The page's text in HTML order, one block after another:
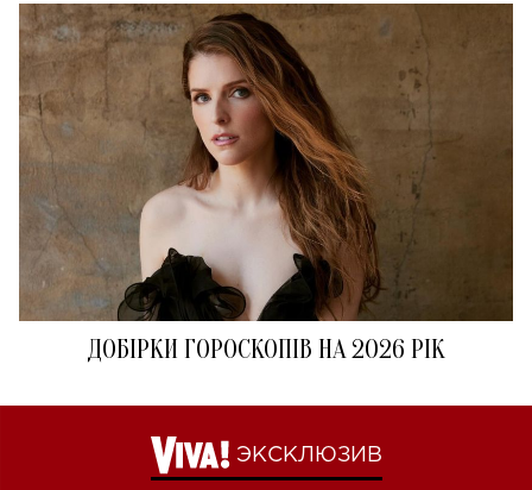
ДОБІРКИ ГОРОСКОПІВ НА 2026 РІК
ЭКСКЛЮЗИВ